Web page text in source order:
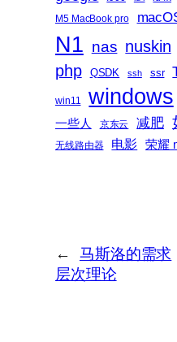
M5 MacBook pro
N1 nas nuskin
php QSDK ssh ssr
win11 windows
一些人 京东云 减肥
无线路由器
电影 荣耀
←
马斯洛的需求
层次理论